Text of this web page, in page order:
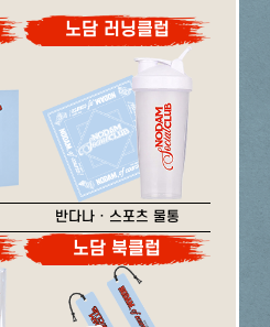
노담 러닝클럽
반다나 · 스포츠 물통
노담 북클럽